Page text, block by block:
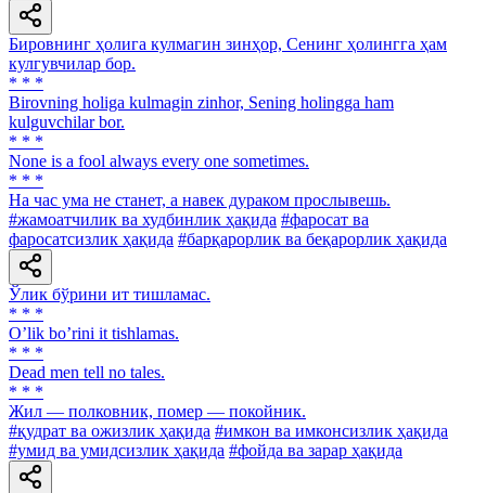
Бировнинг ҳолига кулмагин зинҳор, Сенинг ҳолингга ҳам
кулгувчилар бор.
* * *
Birovning holiga kulmagin zinhor, Sening holingga ham
kulguvchilar bor.
* * *
None is a fool always every one sometimes.
* * *
На час ума не станет, а навек дураком прослывешь.
#жамоатчилик ва худбинлик ҳақида #фаросат ва
фаросатсизлик ҳақида #барқарорлик ва беқарорлик ҳақида
Ўлик бўрини ит тишламас.
* * *
Oʼlik boʼrini it tishlamas.
* * *
Dead men tell no tales.
* * *
Жил — полковник, помер — покойник.
#қудрат ва ожизлик ҳақида #имкон ва имконсизлик ҳақида
#умид ва умидсизлик ҳақида #фойда ва зарар ҳақида